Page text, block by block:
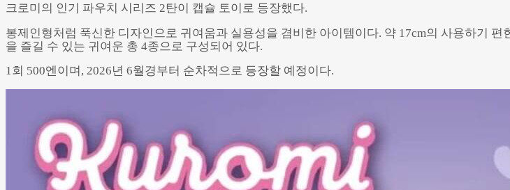
크로미의 인기 파우치 시리즈 2탄이 캡슐 토이로 등장했다.
봉제인형처럼 푹신한 디자인으로 귀여움과 실용성을 겸비한 아이템이다. 약 17cm의 사용하기
을 즐길 수 있는 귀여운 총 4종으로 구성되어 있다.
1회 500엔이며, 2026년 6월경부터 순차적으로 등장할 예정이다.